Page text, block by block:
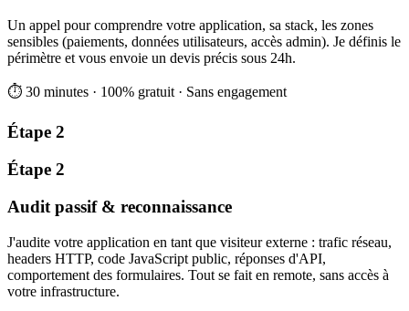
Un appel pour comprendre votre application, sa stack, les zones
sensibles (paiements, données utilisateurs, accès admin). Je définis le
périmètre et vous envoie un devis précis sous 24h.
⏱ 30 minutes · 100% gratuit · Sans engagement
Étape 2
Étape 2
Audit passif & reconnaissance
J'audite votre application en tant que visiteur externe : trafic réseau,
headers HTTP, code JavaScript public, réponses d'API,
comportement des formulaires. Tout se fait en remote, sans accès à
votre infrastructure.